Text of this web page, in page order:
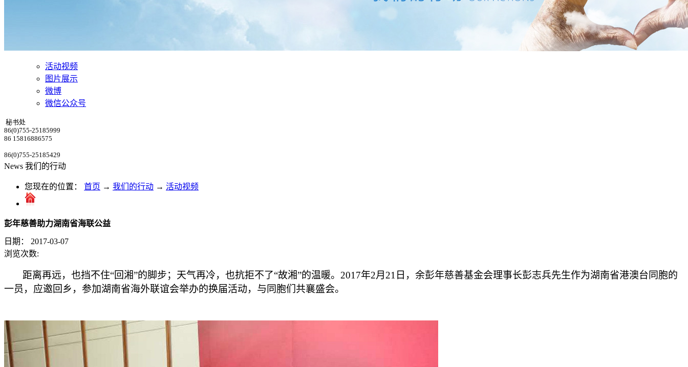
活动视频
图片展示
微博
微信公众号
秘书处
86(0)755-25185999
86 15816886575
86(0)755-25185429
News 我们的行动
您现在的位置： 首页 → 我们的行动 → 活动视频
彭年慈善助力湖南省海联公益
日期：
2017-03-07
浏览次数:
距离再远，也挡不住“回湘”的脚步；天气再冷，也抗拒不了“故湘”的温暖。2017年2月21日，余彭年慈善基金会理事长彭志兵先生作为湖南省港澳台同胞的
一员，应邀回乡，参加湖南省海外联谊会举办的换届活动，与同胞们共襄盛会。